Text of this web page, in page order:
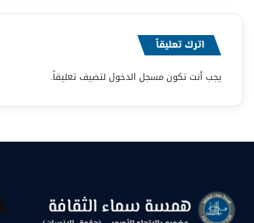
اترك تعليقاً
يجب أنت تكونمسجل الدخول لتضيف تعليقاً.